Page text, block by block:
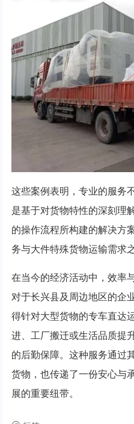
这些案例表明，专业的服务
是基于对货物特性的深刻理
的操作流程所构建的解决方
务与大件特殊货物运输需求
在当今的经济活动中，效率
对于长兴县及周边地区的企
得针对大型货物的专车直达
进、工厂搬迁或生活品质提
的后勤保障。这种服务通过
货物，也传递了一份安心与
展的重要纽带。